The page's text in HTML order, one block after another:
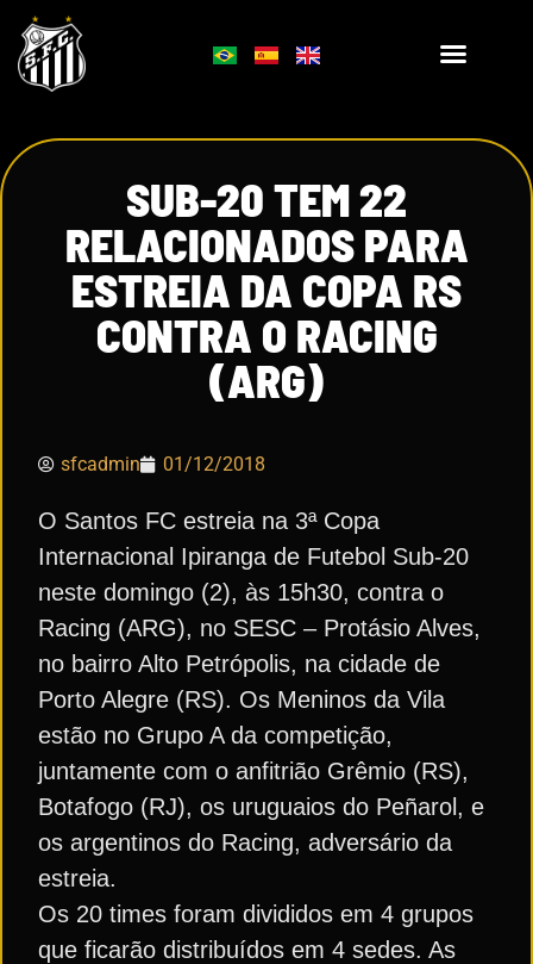
SUB-20 TEM 22
RELACIONADOS PARA
ESTREIA DA COPA RS
CONTRA O RACING
(ARG)
sfcadmin 01/12/2018
O Santos FC estreia na 3ª Copa
Internacional Ipiranga de Futebol Sub-20
neste domingo (2), às 15h30, contra o
Racing (ARG), no SESC – Protásio Alves,
no bairro Alto Petrópolis, na cidade de
Porto Alegre (RS). Os Meninos da Vila
estão no Grupo A da competição,
juntamente com o anfitrião Grêmio (RS),
Botafogo (RJ), os uruguaios do Peñarol, e
os argentinos do Racing, adversário da
estreia.
Os 20 times foram divididos em 4 grupos
que ficarão distribuídos em 4 sedes. As